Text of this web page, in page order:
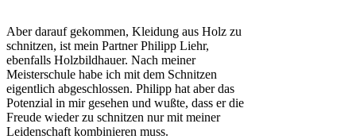
Aber darauf gekommen, Kleidung aus Holz zu
schnitzen, ist mein Partner Philipp Liehr,
ebenfalls Holzbildhauer. Nach meiner
Meisterschule habe ich mit dem Schnitzen
eigentlich abgeschlossen. Philipp hat aber das
Potenzial in mir gesehen und wußte, dass er die
Freude wieder zu schnitzen nur mit meiner
Leidenschaft kombinieren muss.